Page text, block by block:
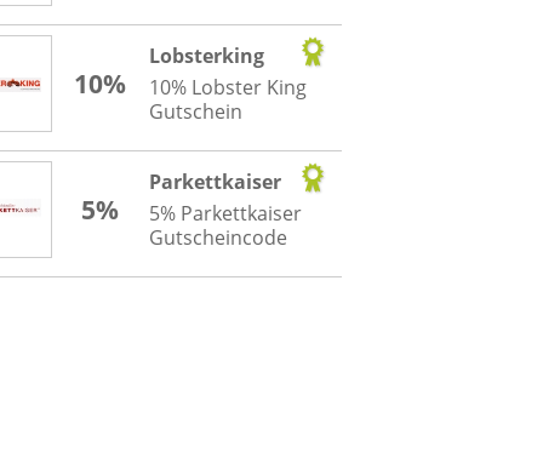
10%
Lobsterking
10% Lobster King
Gutschein
5%
Parkettkaiser
5% Parkettkaiser
Gutscheincode